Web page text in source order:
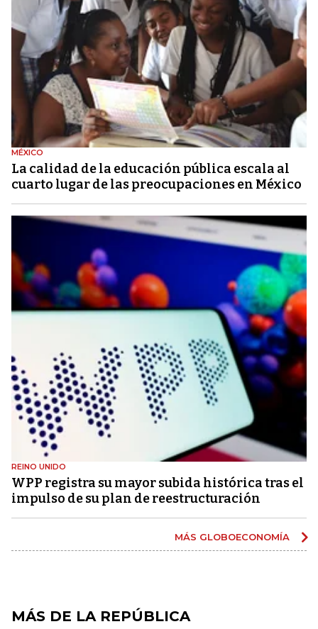
MÉXICO
La calidad de la educación pública escala al
cuarto lugar de las preocupaciones en México
REINO UNIDO
WPP registra su mayor subida histórica tras el
impulso de su plan de reestructuración
MÁS GLOBOECONOMÍA
MÁS DE LA REPÚBLICA